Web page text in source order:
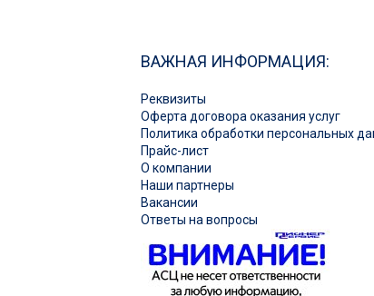
ВАЖНАЯ ИНФОРМАЦИЯ:
Реквизиты
Оферта договора оказания услуг
Политика обработки персональных
Прайс-лист
О компании
Наши партнеры
Вакансии
Ответы на вопросы